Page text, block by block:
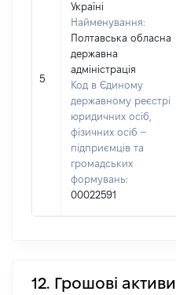
5
Україні
Найменування:
Полтавська обласна
державна
адміністрація
Код в Єдиному
державному реєстрі
юридичних осіб,
фізичних осіб –
підприємців та
громадських
формувань:
00022591
12. Грошові активи